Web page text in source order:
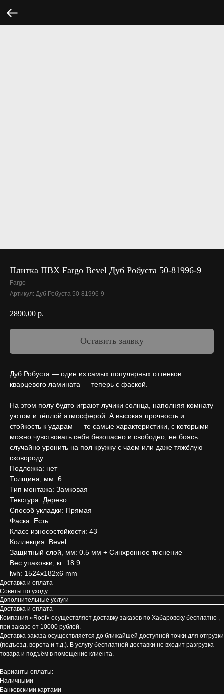
Плитка ПВХ Fargo Bevel Дуб Робуста 50-81996-9
Fargo
Артикул: Дуб Робуста 50-81996-9
2890,00 р.
Оставить заявку
Дуб Робуста — один из самых популярных оттенков
кварцевого ламината — теперь с фаской.
На этом полу будто играют лучики солнца, наполняя комнату
уютом и тёплой атмосферой. А высокая прочность и
стойкость к ударам — те самые характеристики, с которыми
можно чувствовать себя безопасно и свободно, не боясь
случайно уронить на пол кружку с чаем или даже тяжёлую
сковороду.
Подложка: нет
Толщина, мм: 6
Тип монтажа: Замковая
Текстура: Дерево
Способ укладки: Прямая
Фаска: Есть
Класс износостойкости: 43
Коллекция: Bevel
Защитный слой, мм: 0.5 мм + Cинхронное тиснение
Вес упаковки, кг: 18.9
lwh: 1524x182x6 mm
Доставка и оплата
Советы по уходу
Дополнительные услуги
Доставка и оплата
Компания «Roof» осуществляет доставку заказов по Хабаровску бесплатно ,
при заказе от 10000 рублей.
Доставка заказа осуществляется до ближайшей доступной точки для отгрузки
(подъезд, ворота и т.д.). В услугу бесплатной доставки не входит разгрузка
товара и подъём в помещение клиента.
Варианты оплаты:
Наличными
Банковскими картами